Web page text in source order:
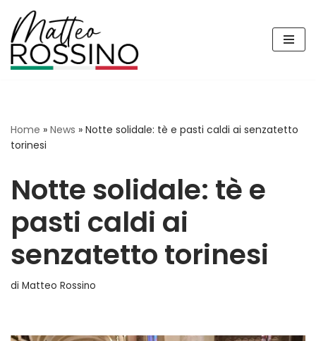
Vai
al
contenuto
Home » News » Notte solidale: tè e pasti caldi ai senzatetto
torinesi
Notte solidale: tè e
pasti caldi ai
senzatetto torinesi
di Matteo Rossino